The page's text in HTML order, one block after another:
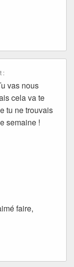
:
vas nous
cela va te
tu ne trouvais
semaine !
faire,